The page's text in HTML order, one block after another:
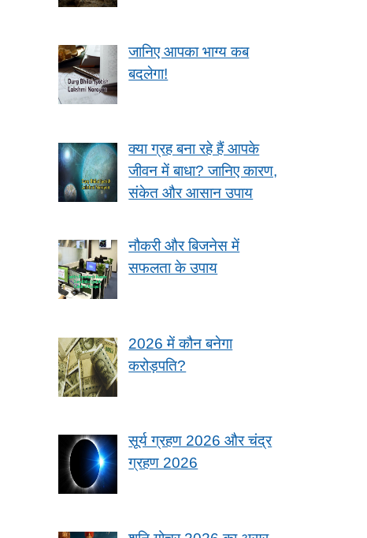
जानिए आपका भाग्य कब
बदलेगा!
क्या ग्रह बना रहे हैं आपके
जीवन में बाधा? जानिए कारण,
संकेत और आसान उपाय
नौकरी और बिजनेस में
सफलता के उपाय
2026 में कौन बनेगा
करोड़पति?
सूर्य ग्रहण 2026 और चंद्र
ग्रहण 2026